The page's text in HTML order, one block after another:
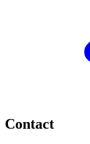
Contact